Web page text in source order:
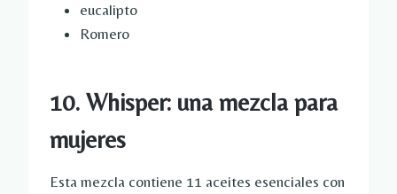
eucalipto
Romero
10. Whisper: una mezcla para
mujeres
Esta mezcla contiene 11 aceites esenciales con